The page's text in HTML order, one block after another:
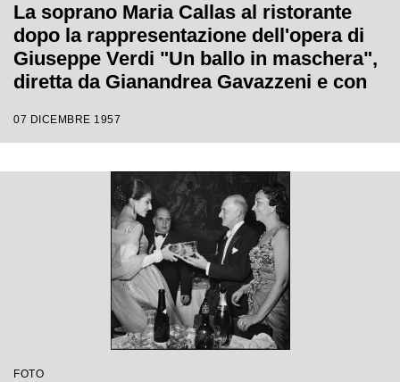
La soprano Maria Callas al ristorante
dopo la rappresentazione dell'opera di
Giuseppe Verdi "Un ballo in maschera",
diretta da Gianandrea Gavazzeni e con
quale è stata inaugurata la stagione
07 DICEMBRE 1957
FOTO